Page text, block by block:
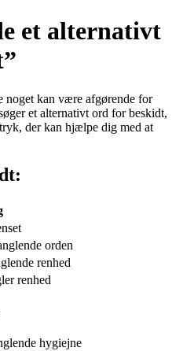
et alternativt
noget kan være afgørende for
et alternativt ord for beskidt,
der kan hjælpe dig med at
orden
renhed
renhed
hygiejne